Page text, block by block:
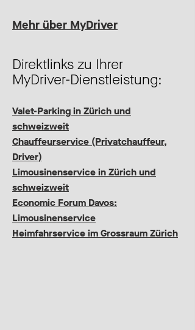
Mehr über MyDriver
Direktlinks zu Ihrer
MyDriver-Dienstleistung:
Valet-Parking in Zürich und
schweizweit
Chauffeurservice (Privatchauffeur,
Driver)
Limousinenservice in Zürich und
schweizweit
Economic Forum Davos:
Limousinenservice
Heimfahrservice im Grossraum Zürich